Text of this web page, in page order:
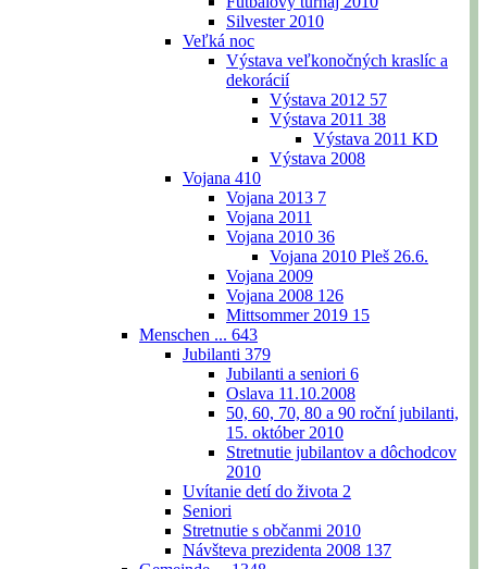
Silvester 2010
Veľká noc
Výstava veľkonočných kraslíc a
dekorácií
Výstava 2012 57
Výstava 2011 38
Výstava 2011 KD
Výstava 2008
Vojana 410
Vojana 2013 7
Vojana 2011
Vojana 2010 36
Vojana 2010 Pleš 26.6.
Vojana 2009
Vojana 2008 126
Mittsommer 2019 15
Menschen ... 643
Jubilanti 379
Jubilanti a seniori 6
Oslava 11.10.2008
50, 60, 70, 80 a 90 roční jubilanti,
15. október 2010
Stretnutie jubilantov a dôchodcov
2010
Uvítanie detí do života 2
Seniori
Stretnutie s občanmi 2010
Návšteva prezidenta 2008 137